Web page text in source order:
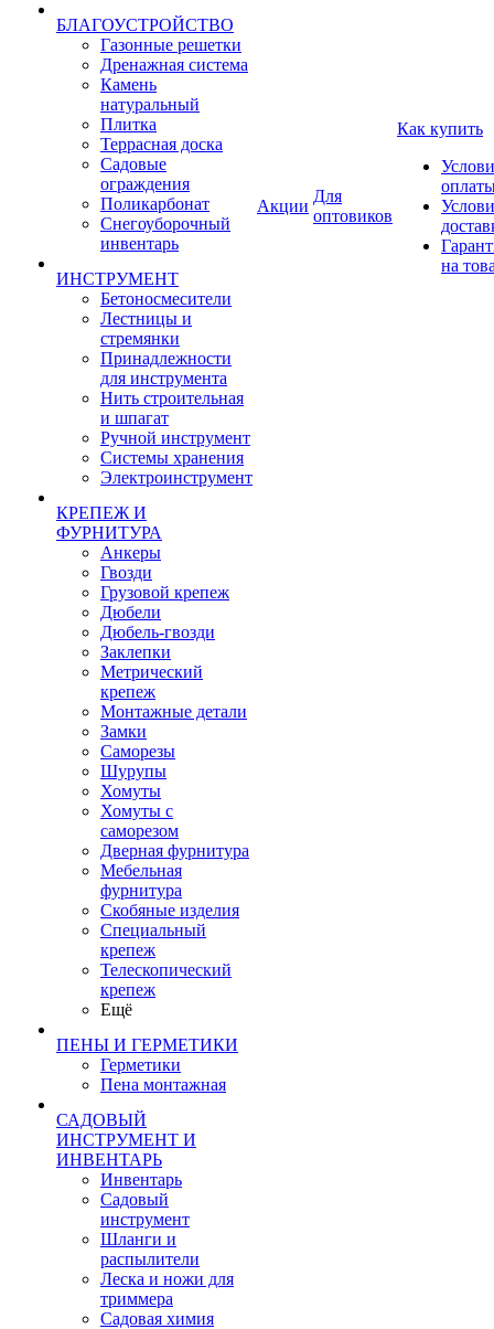
БЛАГОУСТРОЙСТВО
Газонные решетки
Дренажная система
Камень
натуральный
Плитка
Террасная доска
Садовые
ограждения
Поликарбонат
Снегоуборочный
инвентарь
ИНСТРУМЕНТ
Бетоносмесители
Лестницы и
стремянки
Принадлежности
для инструмента
Нить строительная
и шпагат
Ручной инструмент
Системы хранения
Электроинструмент
КРЕПЕЖ И
ФУРНИТУРА
Анкеры
Гвозди
Грузовой крепеж
Дюбели
Дюбель-гвозди
Заклепки
Метрический
крепеж
Монтажные детали
Замки
Саморезы
Шурупы
Хомуты
Хомуты с
саморезом
Дверная фурнитура
Мебельная
фурнитура
Скобяные изделия
Специальный
крепеж
Телескопический
крепеж
Ещё
ПЕНЫ И ГЕРМЕТИКИ
Герметики
Пена монтажная
САДОВЫЙ
ИНСТРУМЕНТ И
ИНВЕНТАРЬ
Инвентарь
Садовый
инструмент
Шланги и
распылители
Леска и ножи для
триммера
Садовая химия
Акции
Для
оптовиков
Как купить
на